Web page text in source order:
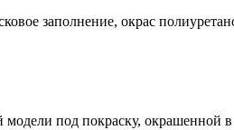
заполнение, окрас
модели под покраску,